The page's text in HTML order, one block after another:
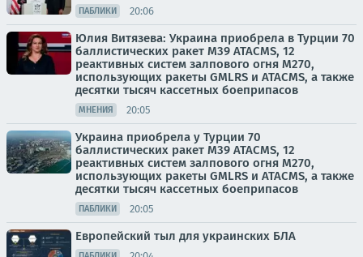
ПАБЛИКИ 20:06
Юлия Витязева: Украина приобрела в Турции 70
баллистических ракет M39 ATACMS, 12
реактивных систем залпового огня M270,
использующих ракеты GMLRS и ATACMS, а также
десятки тысяч кассетных боеприпасов
МНЕНИЯ 20:05
Украина приобрела у Турции 70
баллистических ракет M39 ATACMS, 12
реактивных систем залпового огня M270,
использующих ракеты GMLRS и ATACMS, а также
десятки тысяч кассетных боеприпасов
ПАБЛИКИ 20:05
Европейский тыл для украинских БЛА